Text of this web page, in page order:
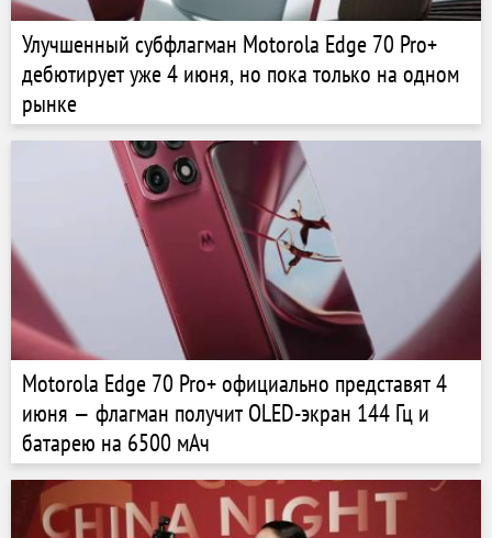
Улучшенный субфлагман Motorola Edge 70 Pro+
дебютирует уже 4 июня, но пока только на одном
рынке
Motorola Edge 70 Pro+ официально представят 4
июня — флагман получит OLED-экран 144 Гц и
батарею на 6500 мАч